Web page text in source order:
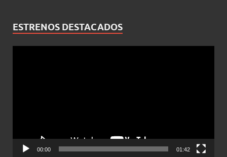
ESTRENOS DESTACADOS
00:00 01:42